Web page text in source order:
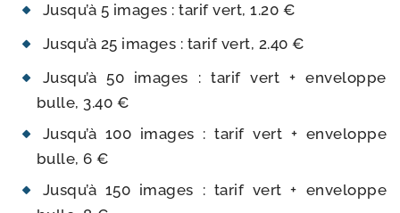
Jusqu’à 5 images : tarif vert, 1.20 €
Jusqu’à 25 images : tarif vert, 2.40 €
Jusqu’à 50 images : tarif vert + enve­loppe
bulle, 3.40 €
Jusqu’à 100 images : tarif vert + enve­loppe
bulle, 6 €
Jusqu’à 150 images : tarif vert + enve­loppe